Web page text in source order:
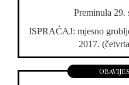
Preminula 29.
ISPRAĆAJ: mjesno
2017.